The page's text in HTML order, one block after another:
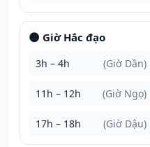
🌑 Giờ Hắc đạo
3h – 4h (Giờ Dần)
11h – 12h (Giờ Ngọ)
17h – 18h (Giờ Dậu)